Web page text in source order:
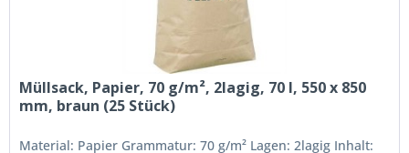
Müllsack, Papier, 70 g/m², 2lagig, 70 l, 550 x 850
mm, braun (25 Stück)
Material: Papier Grammatur: 70 g/m² Lagen: 2lagig Inhalt: